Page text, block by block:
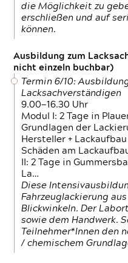
die Möglichkeit zu
erschließen und auf
können.
Ausbildung zum
nicht einzeln buchbar)
Termin 6/10:
Lacksachverständigen
9.00—16.30 Uhr
Modul I: 2 Tage in
Grundlagen der
Hersteller +
Schäden am
II: 2 Tage in
La…
Diese
Fahrzeuglackierung
Blickwinkeln. Der
sowie dem Handwerk.
Teilnehmer*Innen den
/ chemischem